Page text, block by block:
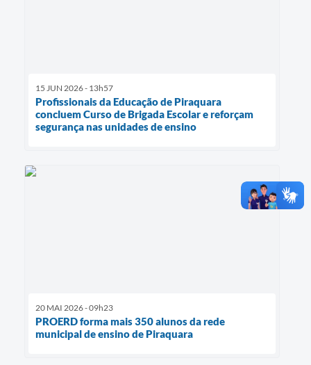
15 JUN 2026 - 13h57
Profissionais da Educação de Piraquara
concluem Curso de Brigada Escolar e reforçam
segurança nas unidades de ensino
20 MAI 2026 - 09h23
PROERD forma mais 350 alunos da rede
municipal de ensino de Piraquara